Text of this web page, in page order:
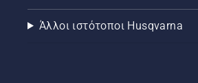
Άλλοι ιστότοποι Husqvarna